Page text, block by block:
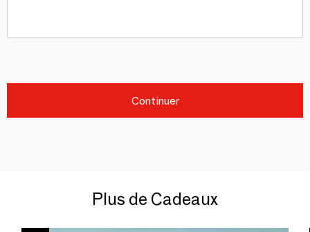
Continuer
Plus de Cadeaux